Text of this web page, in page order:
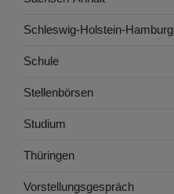
Schleswig-Holstein-Hamburg
Schule
Stellenbörsen
Studium
Thüringen
Vorstellungsgespräch